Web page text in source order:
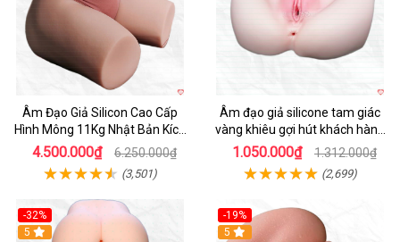
Âm Đạo Giả Silicon Cao Cấp
Hình Mông 11Kg Nhật Bản Kích
Thước Như Thật
4.500.000₫ 6.250.000₫
(3,501)
Âm đạo giả silicone tam giác
vàng khiêu gợi hút khách hàng
nam
1.050.000₫ 1.312.000₫
(2,699)
-32%
Hot
5
-19%
Hot
5